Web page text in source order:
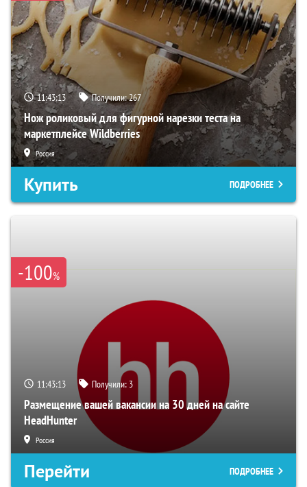
11:43:11 Получили:267
Нож роликовый для фигурной нарезки теста на
маркетплейсе Wildberries
Россия
Купить ПОДРОБНЕЕ
-100%
11:43:11 Получили: 3
Размещение вашей вакансии на 30 дней на сайте
HeadHunter
Россия
Перейти ПОДРОБНЕЕ